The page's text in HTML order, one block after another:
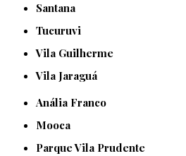
Santana
Tucuruvi
Vila Guilherme
Vila Jaraguá
Anália Franco
Mooca
Parque Vila Prudente